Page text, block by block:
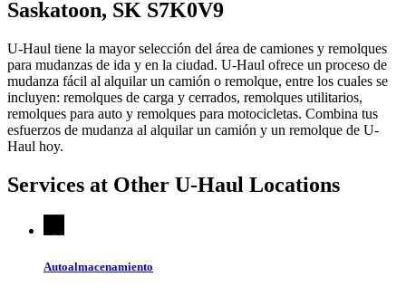
Saskatoon, SK S7K0V9
U-Haul tiene la mayor selección del área de camiones y remolques
para mudanzas de ida y en la ciudad. U-Haul ofrece un proceso de
mudanza fácil al alquilar un camión o remolque, entre los cuales se
incluyen: remolques de carga y cerrados, remolques utilitarios,
remolques para auto y remolques para motocicletas. Combina tus
esfuerzos de mudanza al alquilar un camión y un remolque de U-
Haul hoy.
Services at Other U-Haul Locations
Autoalmacenamiento